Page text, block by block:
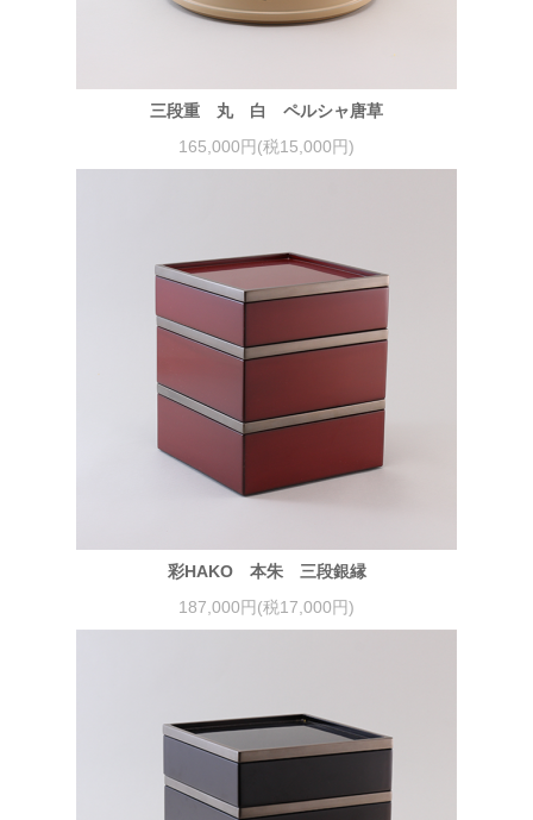
三段重 丸 白 ペルシャ唐草
165,000円(税15,000円)
彩HAKO 本朱 三段銀縁
187,000円(税17,000円)